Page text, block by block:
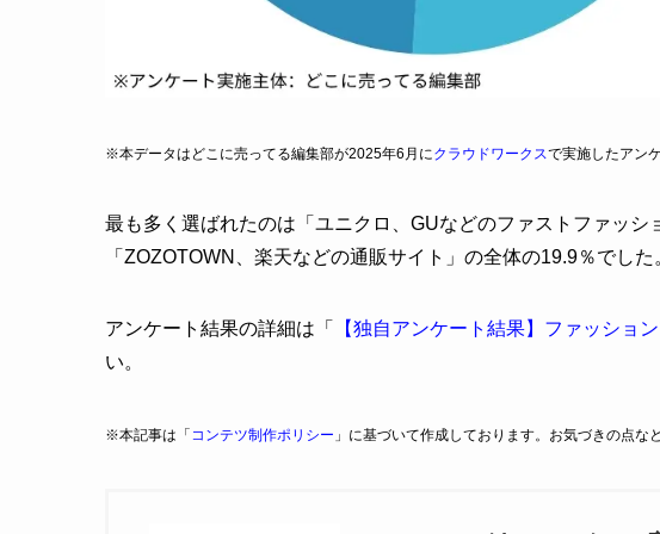
※本データはどこに売ってる編集部が2025年6月にクラウドワークスで実施したアン
最も多く選ばれたのは「ユニクロ、GUなどのファストファッ
「ZOZOTOWN、楽天などの通販サイト」の全体の19.9％でした
アンケート結果の詳細は「 【独自アンケート結果】ファッショ
い。
※本記事は「 コンテツ制作ポリシー 」に基づいて作成しております。お気づきの点な